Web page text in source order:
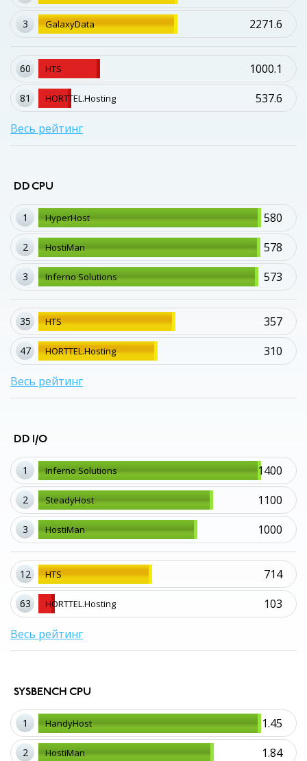
3 2271.6
GalaxyData
60 1000.1
HTS
81 537.6
HORTTEL.Hosting
Весь рейтинг
DD CPU
1 580
HyperHost
2 578
HostiMan
3 573
Inferno Solutions
35 357
HTS
47 310
HORTTEL.Hosting
Весь рейтинг
DD I/O
1 1400
Inferno Solutions
2 1100
SteadyHost
3 1000
HostiMan
12 714
HTS
63 103
HORTTEL.Hosting
Весь рейтинг
SYSBENCH CPU
1 1.45
HandyHost
2 1.84
HostiMan